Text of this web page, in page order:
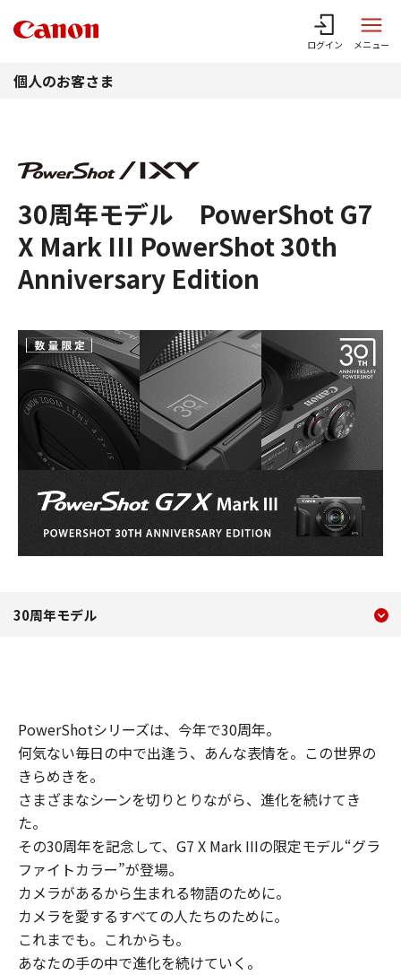
ログイン メニュー
個人のお客さま
30周年モデル PowerShot G7
X Mark III PowerShot 30th
Anniversary Edition
30周年モデル
現在のコンテンツ
30周年モデル
PowerShotシリーズは、今年で30周年。
何気ない毎日の中で出逢う、あんな表情を。この世界の
きらめきを。
さまざまなシーンを切りとりながら、進化を続けてき
た。
その30周年を記念して、G7 X Mark IIIの限定モデル“グラ
ファイトカラー”が登場。
カメラがあるから生まれる物語のために。
カメラを愛するすべての人たちのために。
これまでも。これからも。
あなたの手の中で進化を続けていく。